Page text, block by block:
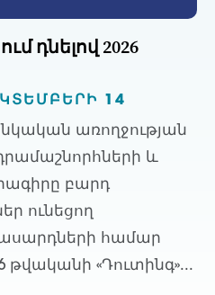
դնելով 2026
14
առողջության
և
բարդ
ունեցող
համար
թվականի «Դուտինգ»...